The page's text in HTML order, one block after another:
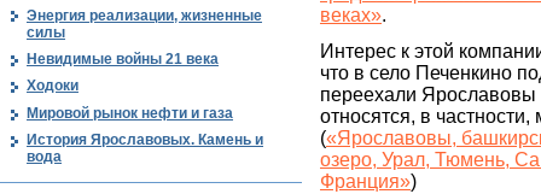
веках».
Интерес к этой
что в село Печенкино
переехали Ярославовы
относятся, в частности,
(«Ярославовы,
озеро, Урал, Тюмень,
Франция»)
Энергия реализации, жизненные
силы
Невидимые войны 21 века
Ходоки
Мировой рынок нефти и газа
История Ярославовых. Камень и
вода